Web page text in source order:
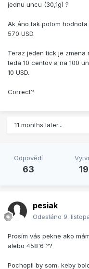
jednu uncu (30,1g) ?
Ak áno tak potom
570 USD.
Teraz jeden tick je zmena
teda 10 centov a na 100
10 USD.
Correct?
11 months later...
Odpovědí
63
pesiak
Odesláno 9.
Prosím vás pekne ako
alebo 458'6 ??
Pochopil by som, keby